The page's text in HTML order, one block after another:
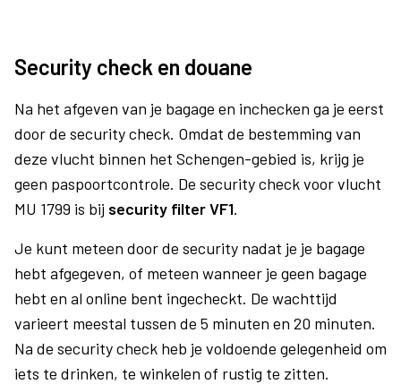
Security check en douane
Na het afgeven van je bagage en inchecken ga je eerst
door de security check. Omdat de bestemming van
deze vlucht binnen het Schengen-gebied is, krijg je
geen paspoortcontrole. De security check voor vlucht
MU 1799 is bij security filter VF1.
Je kunt meteen door de security nadat je je bagage
hebt afgegeven, of meteen wanneer je geen bagage
hebt en al online bent ingecheckt. De wachttijd
varieert meestal tussen de 5 minuten en 20 minuten.
Na de security check heb je voldoende gelegenheid om
iets te drinken, te winkelen of rustig te zitten.